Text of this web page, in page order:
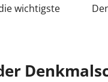
wichtigste